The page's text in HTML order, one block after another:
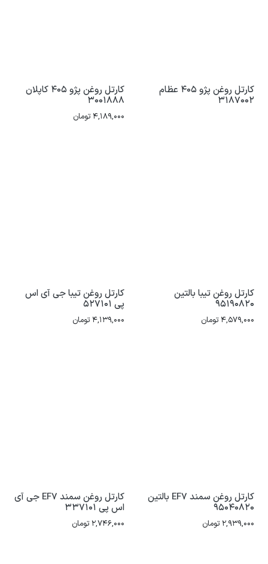
کارتل روغن پژو 405 عظام
3187002
کارتل روغن پژو 405 کاپلان
3001888
4,189,000 تومان
کارتل روغن تیبا بالتین
95190820
4,579,000 تومان
کارتل روغن تیبا جی آی اس
پی 527101
4,139,000 تومان
کارتل روغن سمند EF7 بالتین
95040820
2,939,000 تومان
کارتل روغن سمند EF7 جی آی
اس پی 337101
2,746,000 تومان